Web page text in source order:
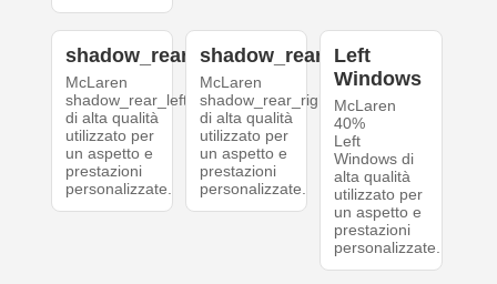
shadow_rear_left
McLaren
shadow_rear_left
di alta qualità
utilizzato per
un aspetto e
prestazioni
personalizzate.
shadow_rear_right
McLaren
shadow_rear_right
di alta qualità
utilizzato per
un aspetto e
prestazioni
personalizzate.
Left
Windows
McLaren
40%
Left
Windows di
alta qualità
utilizzato per
un aspetto e
prestazioni
personalizzate.